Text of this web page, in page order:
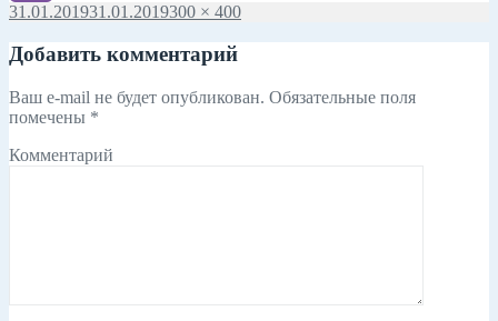
Viber
Опубликовано
31.01.201931.01.2019Полный
300 × 400
Добавить комментарий
Ваш e-mail не будет опубликован. Обязательные поля
помечены *
Комментарий